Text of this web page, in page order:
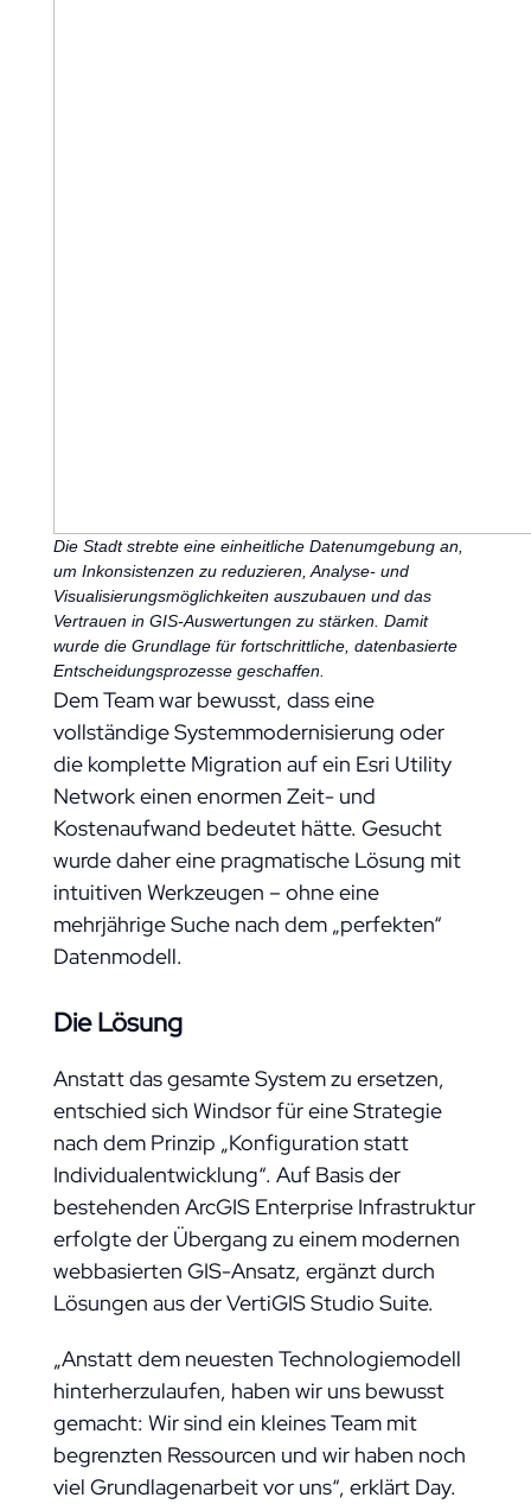
Die Stadt strebte eine einheitliche Datenumgebung an,
um Inkonsistenzen zu reduzieren, Analyse- und
Visualisierungsmöglichkeiten auszubauen und das
Vertrauen in GIS-Auswertungen zu stärken. Damit
wurde die Grundlage für fortschrittliche, datenbasierte
Entscheidungsprozesse geschaffen.
Dem Team war bewusst, dass eine
vollständige Systemmodernisierung oder
die komplette Migration auf ein Esri Utility
Network einen enormen Zeit- und
Kostenaufwand bedeutet hätte. Gesucht
wurde daher eine pragmatische Lösung mit
intuitiven Werkzeugen – ohne eine
mehrjährige Suche nach dem „perfekten“
Datenmodell.
Die Lösung
Anstatt das gesamte System zu ersetzen,
entschied sich Windsor für eine Strategie
nach dem Prinzip „Konfiguration statt
Individualentwicklung“. Auf Basis der
bestehenden ArcGIS Enterprise Infrastruktur
erfolgte der Übergang zu einem modernen
webbasierten GIS-Ansatz, ergänzt durch
Lösungen aus der VertiGIS Studio Suite.
„Anstatt dem neuesten Technologiemodell
hinterherzulaufen, haben wir uns bewusst
gemacht: Wir sind ein kleines Team mit
begrenzten Ressourcen und wir haben noch
viel Grundlagenarbeit vor uns“, erklärt Day.